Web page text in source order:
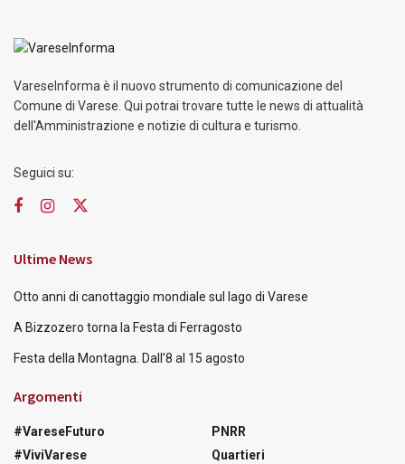
VareseInforma è il nuovo strumento di comunicazione del
Comune di Varese. Qui potrai trovare tutte le news di attualità
dell'Amministrazione e notizie di cultura e turismo.
Seguici su:
Ultime News
Otto anni di canottaggio mondiale sul lago di Varese
A Bizzozero torna la Festa di Ferragosto
Festa della Montagna. Dall’8 al 15 agosto
Argomenti
#VareseFuturo
#ViviVarese
PNRR
Quartieri